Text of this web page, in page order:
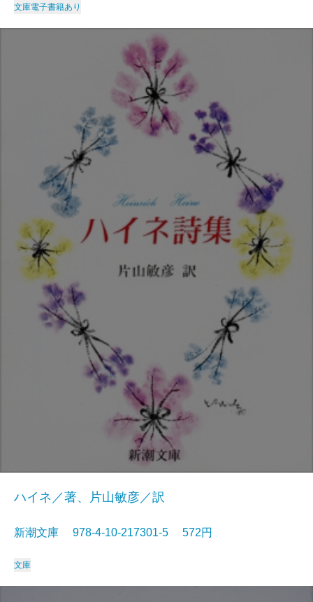
文庫電子書籍あり
ハイネ／著、片山敏彦／訳
新潮文庫 978-4-10-217301-5 572円
文庫